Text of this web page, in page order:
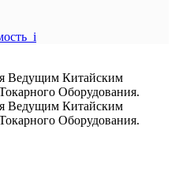
i
Ведущим Китайским
Оборудования.
Ведущим Китайским
Оборудования.